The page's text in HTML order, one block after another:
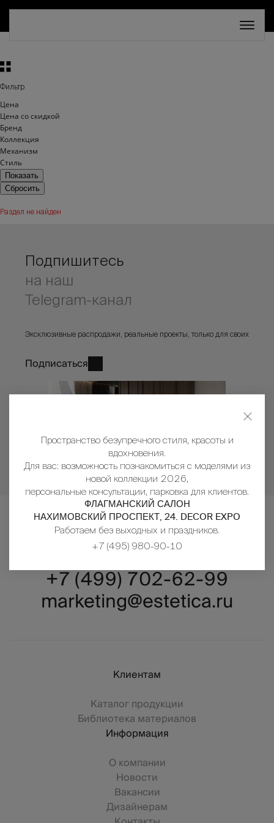
Фильтр
Цена
Цена со скидкой
Бренд
Коллекция
Механизм
Стиль
Раздел не найден
Подпишитесь
на наш
Telegram-канал
Эксклюзивные распродажи, реальные проекты, только для своих
Подписаться
+7 (499) 702-62-99
marketing@estetica.ru
Клиентам
Каталог продукции
Библиотека материалов
Информация
О компании
Новости
Вакансии
Дизайнерам
Пространство безупречного стиля, красоты и
вдохновения.
Для вас: возможность познакомиться с моделями из
новой коллекции 2026,
персональные консультации, парковка для клиентов.
ФЛАГМАНСКИЙ САЛОН
НАХИМОВСКИЙ ПРОСПЕКТ, 24. DECOR EXPO
Работаем без выходных и праздников.
+7 (495) 980-90-10